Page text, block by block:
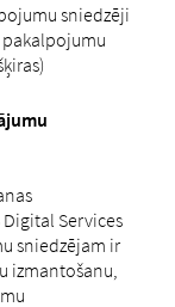
sniedzēji
pakalpojumu
Services
sniedzējam ir
izmantošanu,